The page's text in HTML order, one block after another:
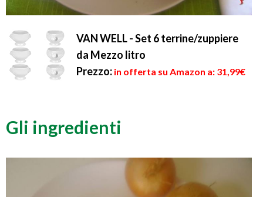
VAN WELL - Set 6 terrine/zuppiere
da Mezzo litro
Prezzo: in offerta su Amazon a: 31,99€
Gli ingredienti